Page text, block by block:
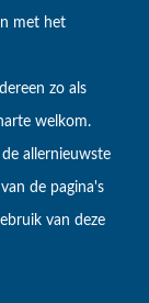
met het
zo als
welkom.
allernieuwste
de pagina's
van deze